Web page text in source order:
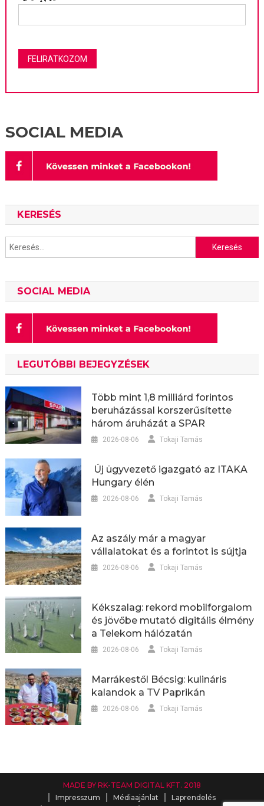
SOCIAL MEDIA
KERESÉS
Keresés:
SOCIAL MEDIA
LEGUTÓBBI BEJEGYZÉSEK
Több mint 1,8 milliárd forintos
beruházással korszerűsítette
három áruházát a SPAR
2026-08-06 Tokaji Tamás
Új ügyvezető igazgató az ITAKA
Hungary élén
2026-08-06 Tokaji Tamás
Az aszály már a magyar
vállalatokat és a forintot is sújtja
2026-08-06 Tokaji Tamás
Kékszalag: rekord mobilforgalom
és jövőbe mutató digitális élmény
a Telekom hálózatán
2026-08-06 Tokaji Tamás
Marrákestől Bécsig: kulináris
kalandok a TV Paprikán
2026-08-06 Tokaji Tamás
MADE BY RK-TEAM DIGITAL KFT. 2018
Impresszum
Médiaajánlat
Laprendelés